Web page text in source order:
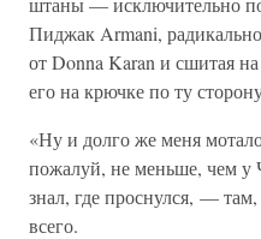
Пиджак Armani,
от Donna Karan и сшитая
его на крючке по ту
«Ну и долго же меня
пожалуй, не меньше, чем у
знал, где проснулся, —
всего.